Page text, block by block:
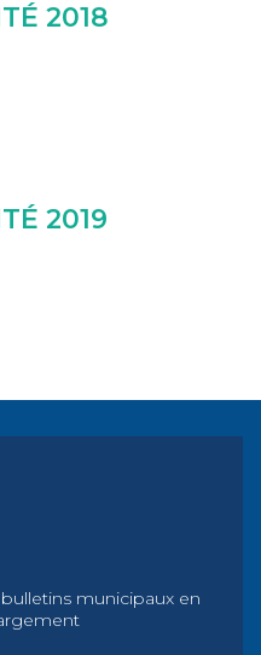
2018
2019
municipaux en